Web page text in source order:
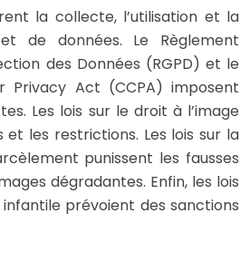
la collecte, l’utilisation et la
de données. Le Règlement
des Données (RGPD) et le
Privacy Act (CCPA) imposent
Les lois sur le droit à l’image
et les restrictions. Les lois sur la
punissent les fausses
dégradantes. Enfin, les lois
prévoient des sanctions